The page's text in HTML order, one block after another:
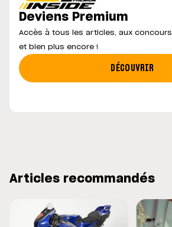
Deviens Premium
Accès à tous les articles, aux concours
et bien plus encore !
DÉCOUVRIR
Articles recommandés